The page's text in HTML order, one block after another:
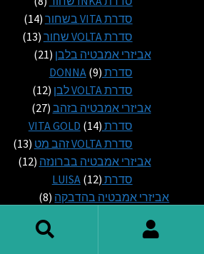
מוצרים
סדרת VITA בשחור 14
14
מוצרים
סדרת VOLTA שחור 13
13
אביזרי אמבטיה בלבן 21
21
סדרת DONNA 9
9
מוצרים סדרת VOLTA לבן 12
12
מוצרים
אביזרי אמבטיה בזהב 27
27
מוצרים
סדרת VITA GOLD 14
14
מוצרים סדרת VOLTA זהב מט 13
13
אביזרי אמבטיה בברונזה 12
12
סדרת LUISA 12
12
מוצרים
אביזרי אמבטיה בהדבקה 8
8